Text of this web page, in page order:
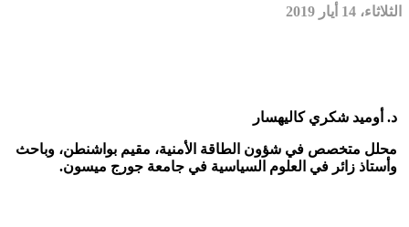
الثلاثاء، 14 أيار 2019
د. أوميد شكري كاليهسار
محلل متخصص في شؤون الطاقة الأمنية، مقيم بواشنطن، وباحث
وأستاذ زائر في العلوم السياسية في جامعة جورج ميسون.